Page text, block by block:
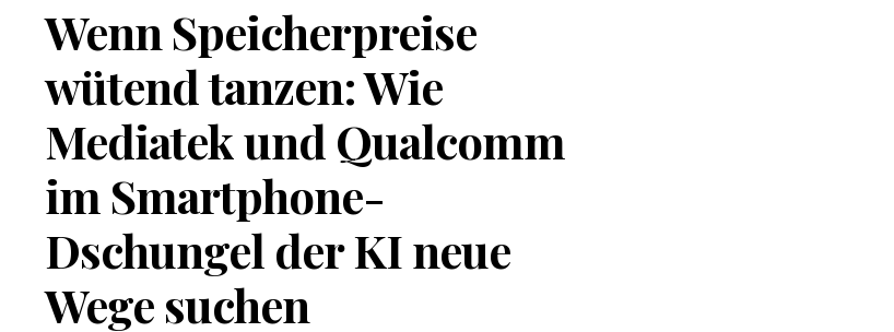
Wenn Speicherpreise
wütend tanzen: Wie
Mediatek und Qualcomm
im Smartphone-
Dschungel der KI neue
Wege suchen